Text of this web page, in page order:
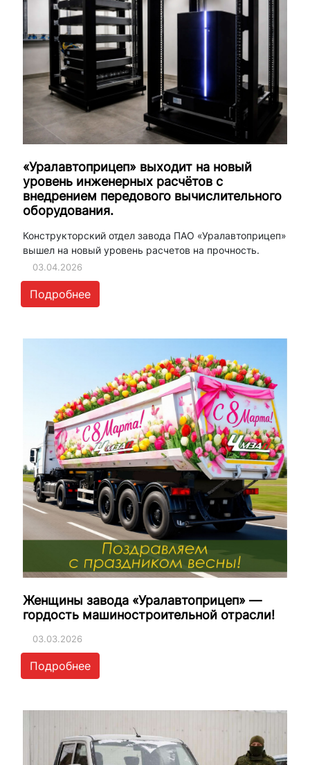
«Уралавтоприцеп» выходит на новый
уровень инженерных расчётов с
внедрением передового вычислительного
оборудования.
Конструкторский отдел завода ПАО «Уралавтоприцеп»
вышел на новый уровень расчетов на прочность.
03.04.2026
Подробнее
Женщины завода «Уралавтоприцеп» —
гордость машиностроительной отрасли!
03.03.2026
Подробнее